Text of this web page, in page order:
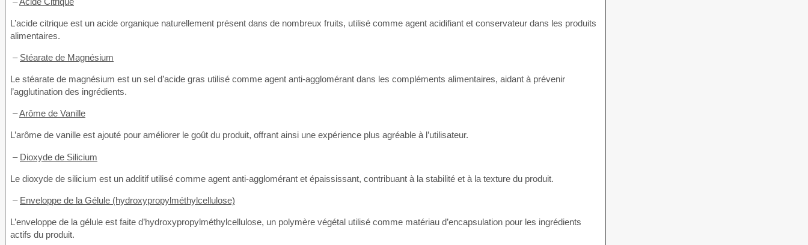
L’acide citrique est un acide organique naturellement présent dans de nombreux fruits, utilisé comme agent acidifiant et conservateur dans les produits
alimentaires.
– Stéarate de Magnésium
Le stéarate de magnésium est un sel d’acide gras utilisé comme agent anti-agglomérant dans les compléments alimentaires, aidant à prévenir
l’agglutination des ingrédients.
–Arôme de Vanille
L’arôme de vanille est ajouté pour améliorer le goût du produit, offrant ainsi une expérience plus agréable à l’utilisateur.
– Dioxyde de Silicium
Le dioxyde de silicium est un additif utilisé comme agent anti-agglomérant et épaississant, contribuant à la stabilité et à la texture du produit.
– Enveloppe de la Gélule (hydroxypropylméthylcellulose)
L’enveloppe de la gélule est faite d’hydroxypropylméthylcellulose, un polymère végétal utilisé comme matériau d’encapsulation pour les ingrédients
actifs du produit.